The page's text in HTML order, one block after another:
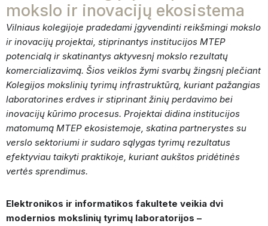
mokslo ir inovacijų ekosistema
Vilniaus kolegijoje pradedami įgyvendinti reikšmingi mokslo
ir inovacijų projektai, stiprinantys institucijos MTEP
potencialą ir skatinantys aktyvesnį mokslo rezultatų
komercializavimą. Šios veiklos žymi svarbų žingsnį plečiant
Kolegijos mokslinių tyrimų infrastruktūrą, kuriant pažangias
laboratorines erdves ir stiprinant žinių perdavimo bei
inovacijų kūrimo procesus. Projektai didina institucijos
matomumą MTEP ekosistemoje, skatina partnerystes su
verslo sektoriumi ir sudaro sąlygas tyrimų rezultatus
efektyviau taikyti praktikoje, kuriant aukštos pridėtinės
vertės sprendimus.
Elektronikos ir informatikos fakultete veikia dvi
modernios mokslinių tyrimų laboratorijos –